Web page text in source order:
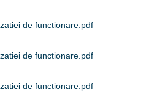
de functionare.pdf
de functionare.pdf
de functionare.pdf